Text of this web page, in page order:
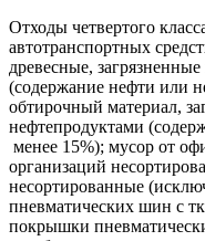
Отходы четвертого
автотранспортных
древесные,
(содержание нефти или
обтирочный материал,
нефтепродуктами
менее 15%); мусор от
организаций
несортированные
пневматических шин с
покрышки